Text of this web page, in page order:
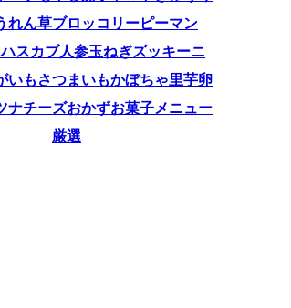
れん草ブロッコリーピーマン
スカブ人参玉ねぎズッキーニ
いもさつまいもかぼちゃ里芋卵
ナチーズおかずお菓子メニュー
厳選